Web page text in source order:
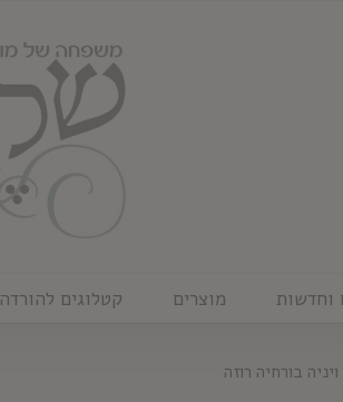
וחדשות מוצרים קטלוגים להורדה
ויניה בורחיה רוזה